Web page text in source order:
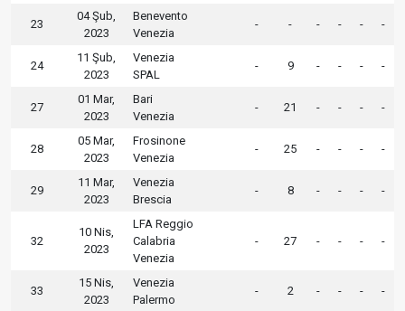
23
04 Şub,
2023
Benevento
Venezia
- - - - - -
24
11 Şub,
2023
Venezia
SPAL
- 9 - - - -
27
01 Mar,
2023
Bari
Venezia
- 21 - - - -
28
05 Mar,
2023
Frosinone
Venezia
- 25 - - - -
29
11 Mar,
2023
Venezia
Brescia
- 8 - - - -
32
10 Nis,
2023
LFA Reggio
Calabria
Venezia
- 27 - - - -
33
15 Nis,
2023
Venezia
Palermo
- 2 - - - -